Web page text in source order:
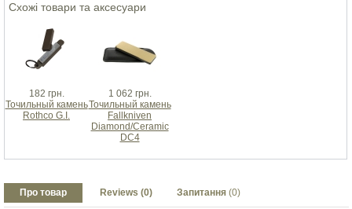
Схожі товари та аксесуари
182 грн.
Точильный камень
Rothco G.I.
1 062 грн.
Точильный камень
Fallkniven
Diamond/Ceramic
DC4
Про товар Reviews (0) Запитання (0)